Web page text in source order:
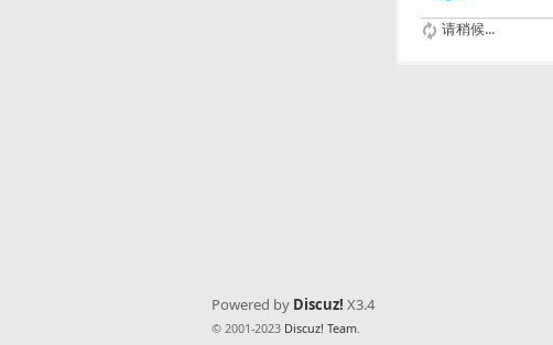
请稍候...
Powered by Discuz! X3.4
© 2001-2023 Discuz! Team.